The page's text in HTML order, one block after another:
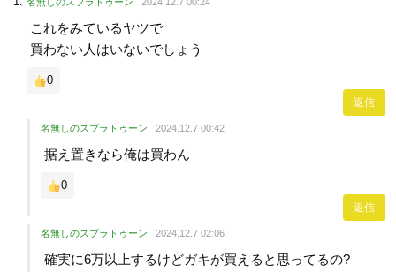
名無しのスプラトゥーン 2024.12.7 00:24
これをみているヤツで
買わない人はいないでしょう
0
返信
名無しのスプラトゥーン 2024.12.7 00:42
据え置きなら俺は買わん
0
返信
名無しのスプラトゥーン 2024.12.7 02:06
確実に6万以上するけどガキが買えると思ってるの?